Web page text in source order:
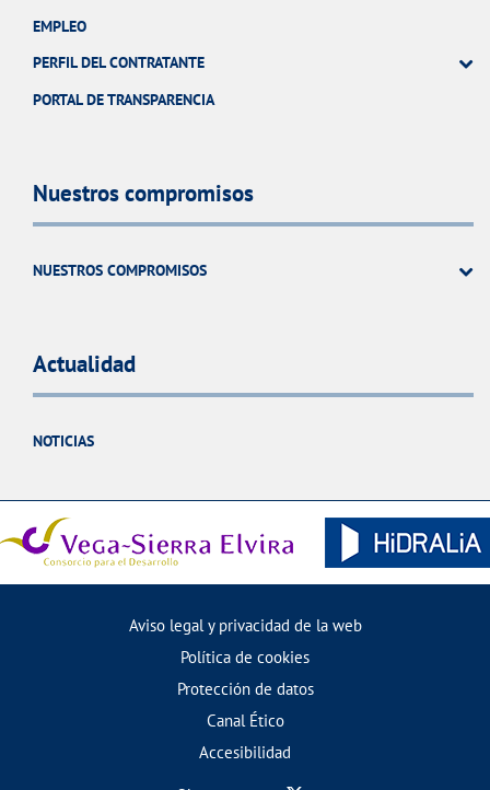
EMPLEO
PERFIL DEL CONTRATANTE
PORTAL DE TRANSPARENCIA
Nuestros compromisos
NUESTROS COMPROMISOS
Actualidad
NOTICIAS
Aviso legal y privacidad de la web
Política de cookies
Protección de datos
Canal Ético
Accesibilidad